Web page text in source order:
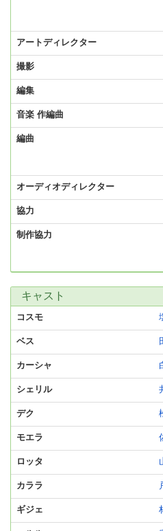
アートディレクター
撮影
編集
音楽 作編曲
編曲
オーディオディレクター
協力
制作協力
キャスト
コスモ
ベス
カーシャ
シェリル
デク
モエラ
ロッタ
カララ
ギジェ